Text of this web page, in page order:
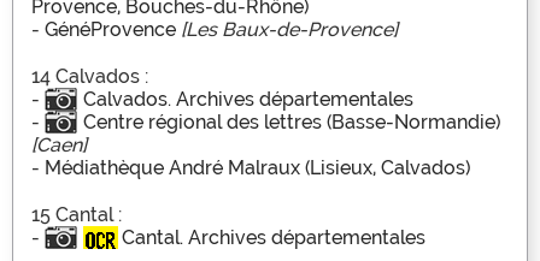
Provence, Bouches-du-Rhône)
- GénéProvence [Les Baux-de-Provence]
14 Calvados :
-
Calvados. Archives départementales
-
Centre régional des lettres (Basse-Normandie)
[Caen]
- Médiathèque André Malraux (Lisieux, Calvados)
15 Cantal :
-
Cantal. Archives départementales